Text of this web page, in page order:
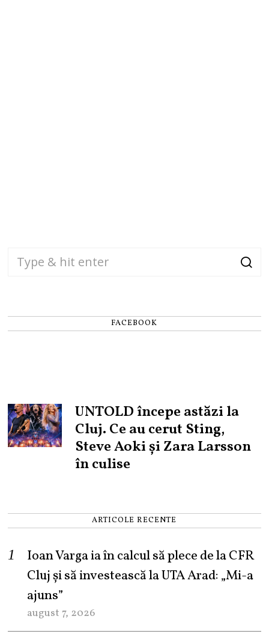
FACEBOOK
UNTOLD începe astăzi la
Cluj. Ce au cerut Sting,
Steve Aoki și Zara Larsson
în culise
ARTICOLE RECENTE
Ioan Varga ia în calcul să plece de la CFR
Cluj și să investească la UTA Arad: „Mi-a
ajuns”
august 7, 2026